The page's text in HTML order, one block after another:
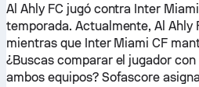
Al Ahly FC jugó contra Inter
temporada. Actualmente,Al Ahly
mientras que Inter Miami CF
¿Buscas comparar el jugador
ambos equipos? Sofascore